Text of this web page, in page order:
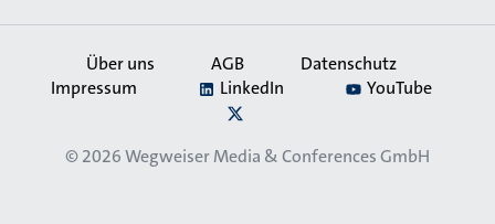
Secondary
Über uns AGB
Datenschutz
Impressum
LinkedIn
YouTube
© 2026Wegweiser Media & Conferences GmbH